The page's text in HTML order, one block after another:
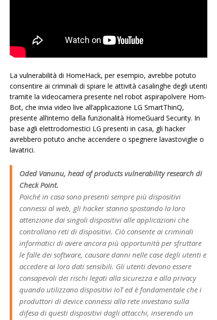
La vulnerabilità di HomeHack, per esempio, avrebbe potuto
consentire ai criminali di spiare le attività casalinghe degli utenti
tramite la videocamera presente nel robot aspirapolvere Hom-
Bot, che invia video live all’applicazione LG SmartThinQ,
presente all’interno della funzionalità HomeGuard Security. In
base agli elettrodomestici LG presenti in casa, gli hacker
avrebbero potuto anche accendere o spegnere lavastoviglie o
lavatrici.
Oded Vanunu, head of products vulnerability research di
Check Point.
Poiché in casa sono presenti sempre più dispositivi
connessi al web, gli hacker stanno spostando la loro
attenzione dai singoli dispositivi alle applicazioni che
controllano reti di dispositivi. Ciò consente ai criminali
informatici di avere ancora più opportunità per sfruttare
le falle dei software, causare danni nelle case degli utenti e
accedere ai loro dati sensibili. Gli utenti devono essere
consapevoli dei rischi legati alla sicurezza e alla privacy
quando utilizzano dispositivi IoT ed è fondamentale che i
produttori di device connessi alla rete investano sulla
difesa di questi dispositivi dagli attacchi, inserendo un